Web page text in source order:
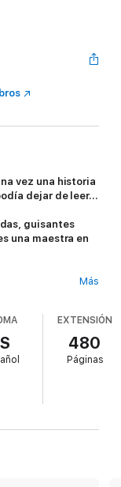
vez una historia
dejar de leer...
guisantes
una maestra en
y a aspirantes a
felices. Su magia y
a
un mozo de
Más
EXTENSIÓN
480
Páginas